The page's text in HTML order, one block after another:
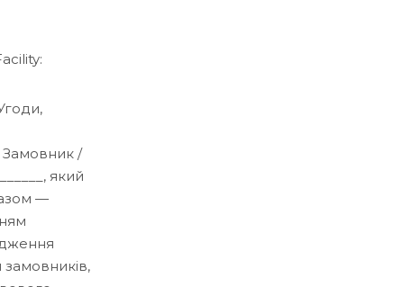
Замовник /
який
—
замовників,